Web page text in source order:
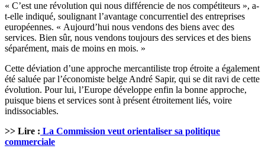
« C’est une révolution qui nous différencie de nos compétiteurs », a-
t-elle indiqué, soulignant l’avantage concurrentiel des entreprises
européennes. « Aujourd’hui nous vendons des biens avec des
services. Bien sûr, nous vendons toujours des services et des biens
séparément, mais de moins en mois. »
Cette déviation d’une approche mercantiliste trop étroite a également
été saluée par l’économiste belge André Sapir, qui se dit ravi de cette
évolution. Pour lui, l’Europe développe enfin la bonne approche,
puisque biens et services sont à présent étroitement liés, voire
indissociables.
>> Lire : La Commission veut orientaliser sa politique
commerciale